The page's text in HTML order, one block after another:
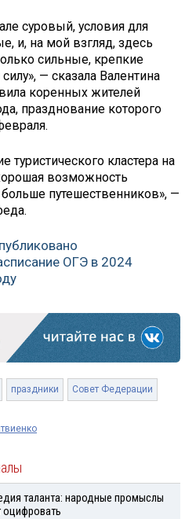
суровый, условия для
и, на мой взгляд, здесь
сильные, крепкие
— сказала Валентина
коренных жителей
празднование которого
туристического кластера на
возможность
путешественников», —
ОГЭ в 2024
праздники Совет Федерации
таланта: народные промыслы
оцифровать